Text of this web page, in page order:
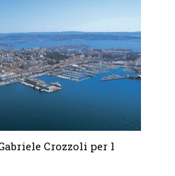
cominciare
a
camminare
Crozzoli per l